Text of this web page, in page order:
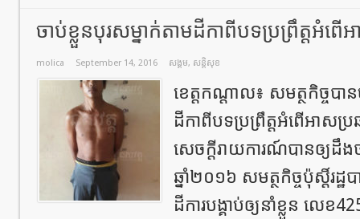
ចាប់ខ្លួនបុរសម្នាក់តាមដីកាពីបទប្រព្រឹត្តអំ
molica September 14, 2016 សង្គម, សន្តិសុខ
ខេត្តកណ្តាល៖ សមត្ថកិច្ចបា
ដីកាពីបទប្រព្រឹត្តអំពើអាស
សេចក្តីរាយការណ៍បានឲ្យដឹង
ឆ្នាំ២០១៦ សមត្ថកិច្ចប៉ុស្តិ៍រ
ដីការបង្គាប់ឲ្យនាំខ្លួន លេ